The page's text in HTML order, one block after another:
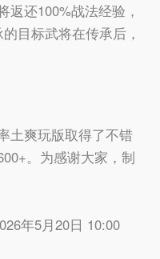
返还100%战法经验，
目标武将在传承后，
爽玩版取得了不错
。为感谢大家，制
年5月20日 10:00